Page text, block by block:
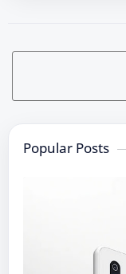
Popular Posts